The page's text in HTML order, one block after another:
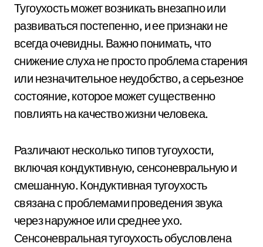
Тугоухость может возникать внезапно или
развиваться постепенно, и ее признаки не
всегда очевидны. Важно понимать, что
снижение слуха не просто проблема старения
или незначительное неудобство, а серьезное
состояние, которое может существенно
повлиять на качество жизни человека.
Различают несколько типов тугоухости,
включая кондуктивную, сенсоневральную и
смешанную. Кондуктивная тугоухость
связана с проблемами проведения звука
через наружное или среднее ухо.
Сенсоневральная тугоухость обусловлена